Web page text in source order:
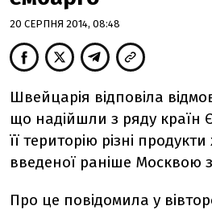
20 СЕРПНЯ 2014, 08:48
Швейцарія відповіла
що надійшли з ряду країн
її територію різні
введеної раніше Москвою
Про це повідомила у